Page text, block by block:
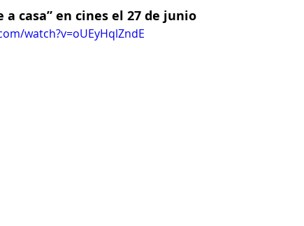
casa” en cines el 27 de junio
watch?v=oUEyHqlZndE